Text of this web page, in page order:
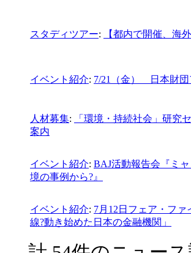
スタディツアー: 【都内で開催、海
イベント紹介: 7/21（金） 日本財団
人材募集:
「環境・持続社会」研究
案内
イベント紹介: BAJ活動報告会『ミ
境の事例から?』
イベント紹介: 7月12日フェア・フ
線?動き始めた日本の金融機関」